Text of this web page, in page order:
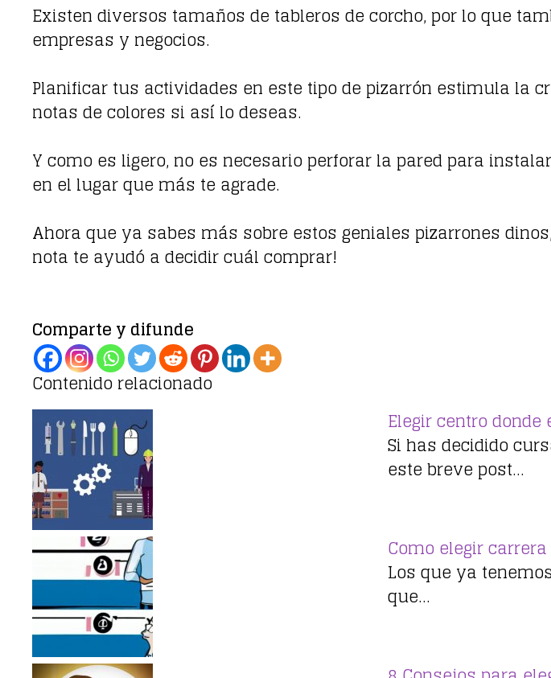
Existen diversos tamaños de tableros de corcho, por lo que
empresas y negocios.
Planificar tus actividades en este tipo de pizarrón estimula la
notas de colores si así lo deseas.
Y como es ligero, no es necesario perforar la pared para
en el lugar que más te agrade.
Ahora que ya sabes más sobre estos geniales pizarrones
nota te ayudó a decidir cuál comprar!
Comparte y difunde
Contenido relacionado
Elegir centro
Si has decidido
este breve post…
Como elegir
Los que ya
que…